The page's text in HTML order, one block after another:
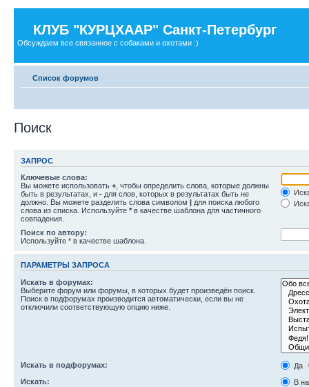
КЛУБ "КУРЦХААР" Санкт-Петербург
Обсуждаем все связанное с собаками и охотами :)
Список форумов
Поиск
ЗАПРОС
Ключевые слова:
Вы можете использовать + , чтобы определить слова, которые должны
быть в результатах, и - для слов, которых в результатах быть не
должно. Вы можете разделить слова символом | для поиска любого
слова из списка. Используйте * в качестве шаблона для частичного
совпадения.
Поиск по автору:
Используйте * в качестве шаблона.
ПАРАМЕТРЫ ЗАПРОСА
Искать в форумах:
Выберите форум или форумы, в которых будет произведён поиск.
Поиск в подфорумах производится автоматически, если вы не
отключили соответствующую опцию ниже.
Искать в подфорумах:
Да
Искать:
В